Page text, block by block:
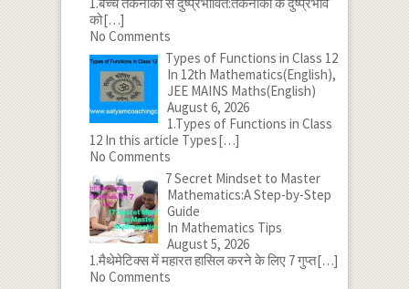
1.बच्चे तकनीकी से दुष्प्रभावित:तकनीकी के दुष्प्रभाव
को[…]
No Comments
Types of Functions in Class 12
In 12th Mathematics(English),
JEE MAINS Maths(English)
August 6, 2026
1.Types of Functions in Class
12 In this article Types[…]
No Comments
7 Secret Mindset to Master
Mathematics:A Step-by-Step
Guide
In Mathematics Tips
August 5, 2026
1.मैथेमेटिक्स में महारत हासिल करने के लिए 7 गुप्त[…]
No Comments